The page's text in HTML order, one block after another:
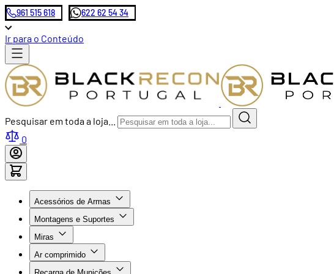
961 515 618 622 62 54 34
Ir para o Conteúdo
Pesquisar em toda a loja...
0
Acessórios de Armas
Montagens e Suportes
Miras
Ar comprimido